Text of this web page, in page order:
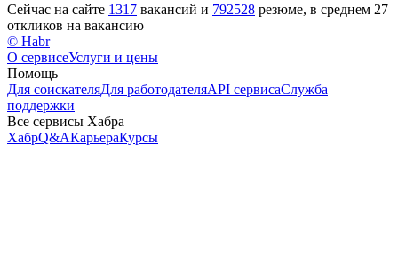
Сейчас на сайте 1317 вакансий и 792528 резюме, в среднем 27
откликов на вакансию
© Habr
О сервисеУслуги и цены
Помощь
Для соискателяДля работодателяAPI сервисаСлужба
поддержки
Все сервисы Хабра
ХабрQ&AКарьераКурсы